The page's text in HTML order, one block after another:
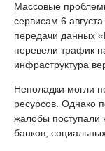
Массовые
сервисам 6
передачи данных
перевели трафик
инфраструктура
Неполадки могли
ресурсов. Однако
жалобы поступали
банков,